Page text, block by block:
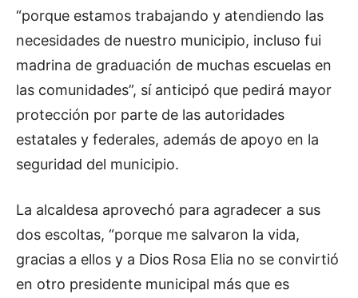
“porque estamos trabajando y atendiendo las
necesidades de nuestro municipio, incluso fui
madrina de graduación de muchas escuelas en
las comunidades”, sí anticipó que pedirá mayor
protección por parte de las autoridades
estatales y federales, además de apoyo en la
seguridad del municipio.
La alcaldesa aprovechó para agradecer a sus
dos escoltas, “porque me salvaron la vida,
gracias a ellos y a Dios Rosa Elia no se convirtió
en otro presidente municipal más que es